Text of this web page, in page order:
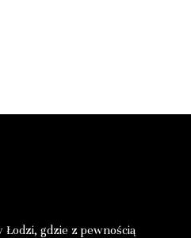
gdzie z pewnością